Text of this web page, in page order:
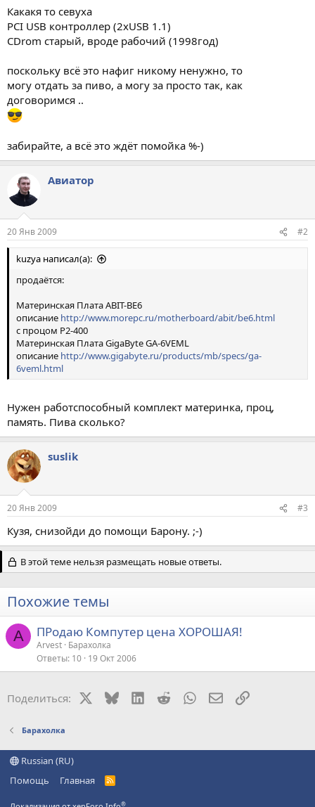
Какакя то севуха
PCI USB контроллер (2xUSB 1.1)
CDrom старый, вроде рабочий (1998год)
поскольку всё это нафиг никому ненужно, то
могу отдать за пиво, а могу за просто так, как
договоримся ..
забирайте, а всё это ждёт помойка %-)
Авиатор
20 Янв 2009 #2
kuzya написал(а):
продаётся:
Материнская Плата ABIT-BE6
описание http://www.morepc.ru/motherboard/abit/be6.html
с процом P2-400
Материнская Плата GigaByte GA-6VEML
описание http://www.gigabyte.ru/products/mb/specs/ga-
6veml.html
Нужен работспособный комплект материнка, проц,
память. Пива сколько?
suslik
20 Янв 2009 #3
Кузя, снизойди до помощи Барону. ;-)
В этой теме нельзя размещать новые ответы.
Похожие темы
A ПРодаю Компутер цена ХОРОШАЯ!
Arvest Барахолка
Ответы 10 19 Окт 2006
Поделиться: BlueskyLinkedIn
RedditWhatsAppЭлектронная
Ссылка
Барахолка
Russian (RU)
Помощь
Главная
R
®